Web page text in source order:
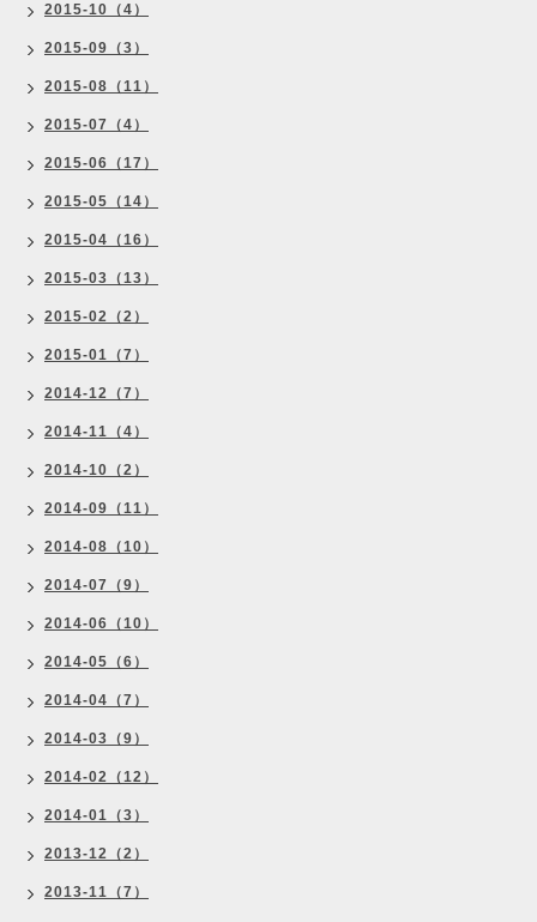
2015-10（4）
2015-09（3）
2015-08（11）
2015-07（4）
2015-06（17）
2015-05（14）
2015-04（16）
2015-03（13）
2015-02（2）
2015-01（7）
2014-12（7）
2014-11（4）
2014-10（2）
2014-09（11）
2014-08（10）
2014-07（9）
2014-06（10）
2014-05（6）
2014-04（7）
2014-03（9）
2014-02（12）
2014-01（3）
2013-12（2）
2013-11（7）